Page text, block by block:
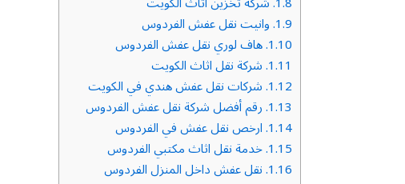
1.9. وانيت نقل عفش الفردوس
1.10. هاف لوري نقل عفش الفردوس
1.11. شركة نقل اثاث الكويت
1.12. شركات نقل عفش هندي في الكويت
1.13. رقم أفضل شركة نقل عفش الفردوس
1.14. ارخص نقل عفش في الفردوس
1.15. خدمة نقل اثاث مكتبي الفردوس
1.16. نقل عفش داخل المنزل الفردوس